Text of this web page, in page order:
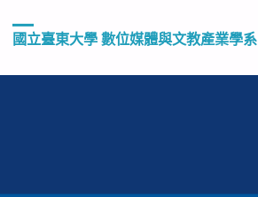
國立臺東大學 數位媒體與文教產業學系